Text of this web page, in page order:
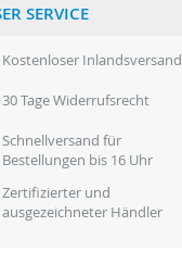
SERVICE
Kostenloser Inlandsversand
30 Tage Widerrufsrecht
Schnellversand für
Bestellungen bis 16 Uhr
Zertifizierter und
ausgezeichneter Händler